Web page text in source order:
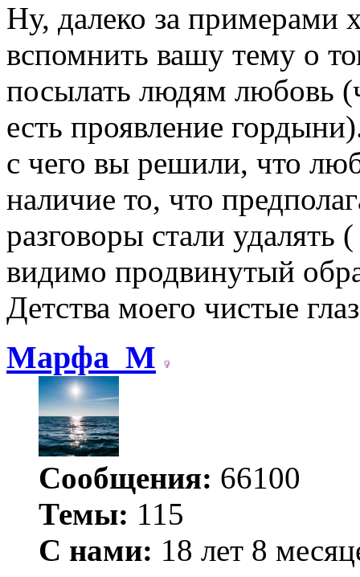
Ну, далеко за примерами
вспомнить вашу тему о
посылать людям любовь
есть проявление
с чего вы решили, что
наличие то, что
разговоры стали удалять
видимо продвинутый
Детства моего чистые
Марфа_М
Сообщения: 66100
Темы: 115
С нами: 18 лет 8